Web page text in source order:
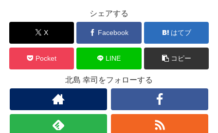
シェアする
X Facebook はてブ
Pocket LINE コピー
北島 幸司をフォローする